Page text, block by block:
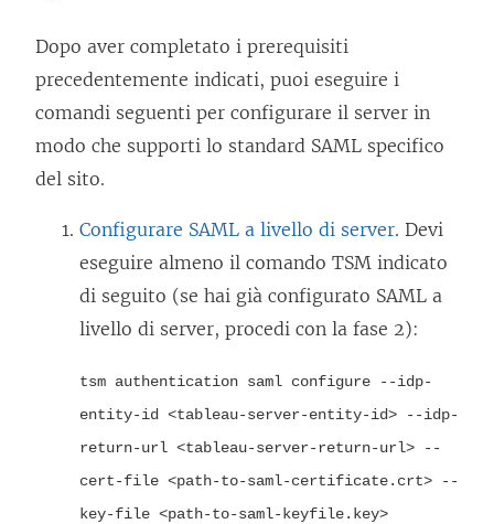
Dopo aver completato i prerequisiti
precedentemente indicati, puoi eseguire i
comandi seguenti per configurare il server in
modo che supporti lo standard SAML specifico
del sito.
Configurare SAML a livello di server. Devi
eseguire almeno il comando TSM indicato
di seguito (se hai già configurato SAML a
livello di server, procedi con la fase 2):
tsm authentication saml configure --idp-
entity-id <tableau-server-entity-id> --idp-
return-url <tableau-server-return-url> --
cert-file <path-to-saml-certificate.crt> --
key-file <path-to-saml-keyfile.key>